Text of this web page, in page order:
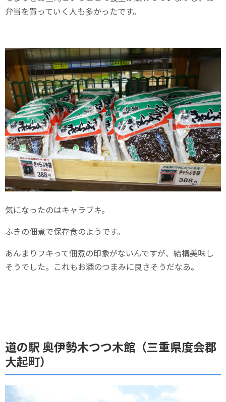
弁当を買っていく人も多かったです。
気になったのはキャラブキ。
ふきの佃煮で保存食のようです。
あんまりフキって佃煮の印象がないんですが、結構美味し
そうでした。これもお酒のつまみに良さそうだなあ。
道の駅 奥伊勢木つつ木館（三重県度会郡
大起町）